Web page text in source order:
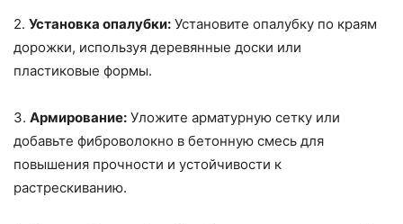
2. Установка опалубки: Установите опалубку по краям
дорожки, используя деревянные доски или
пластиковые формы.
3. Армирование: Уложите арматурную сетку или
добавьте фиброволокно в бетонную смесь для
повышения прочности и устойчивости к
растрескиванию.